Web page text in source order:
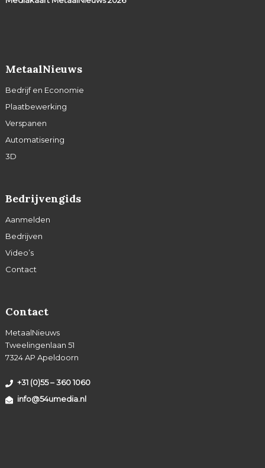
MetaalNieuws
Bedrijf en Economie
Plaatbewerking
Verspanen
Automatisering
3D
Bedrijvengids
Aanmelden
Bedrijven
Video’s
Contact
Contact
MetaalNieuws
Tweelingenlaan 51
7324 AP Apeldoorn
+31 (0)55 – 360 1060
info@54umedia.nl